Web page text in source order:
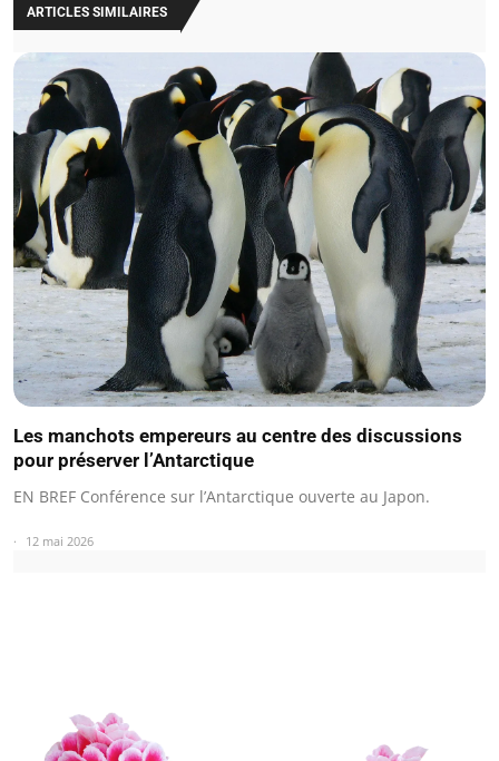
ARTICLES SIMILAIRES
Les manchots empereurs au centre des discussions
pour préserver l’Antarctique
EN BREF Conférence sur l’Antarctique ouverte au Japon.
12 mai 2026